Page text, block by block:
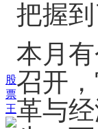
股
票
王
把握到
本月
召开
革与